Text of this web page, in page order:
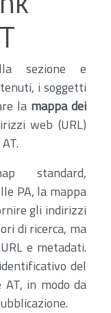
sezione e
i soggetti
la mappa dei
web (URL)
standard,
PA, la mappa
gli indirizzi
di ricerca, ma
e metadati.
del
AT, in modo da